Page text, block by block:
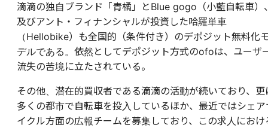
滴滴の独自ブランド「青橘」とBlue gogo（小藍自転車）
及びアント・フィナンシャルが投資した哈羅単車
（Hellobike）も全国的（条件付き）のデポジット無料化
デルである。依然としてデポジット方式のofoは、ユーザ
流失の苦境に立たされている。
その他、潜在的買収者である滴滴の活動が続いており、更
多くの都市で自転車を投入しているほか、最近ではシェア
イクル方面の広報チームを募集しており、この求人におけ